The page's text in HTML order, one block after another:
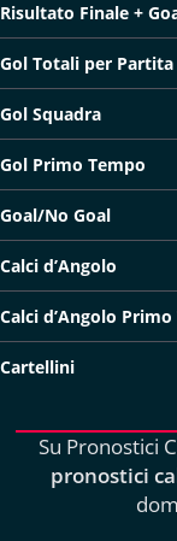
Risultato Finale +
Gol Totali per Partita
Gol Squadra
Gol Primo Tempo
Goal/No Goal
Calci d’Angolo
Calci d’Angolo
Cartellini
Su Pronostici
pronostici